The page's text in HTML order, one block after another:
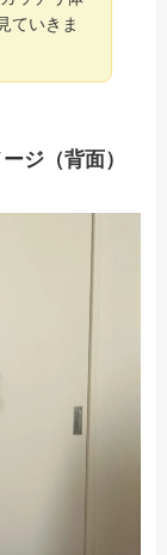
ていきま
ジ（背面）